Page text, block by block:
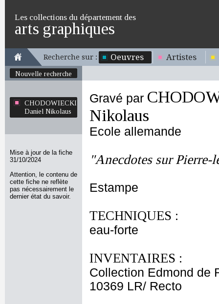
Les collections du département des
arts graphiques
Recherche sur : Oeuvres Artistes
Nouvelle recherche
CHODOWIECKI
Daniel Nikolaus
Mise à jour de la fiche
31/10/2024
Attention, le contenu de
cette fiche ne reflète
pas nécessairement le
dernier état du savoir.
Gravé par
Nikolaus
Ecole allemande
"Anecdotes sur Pierre-
Estampe
TECHNIQUES :
eau-forte
INVENTAIRES :
Collection Edmond de
10369 LR/ Recto